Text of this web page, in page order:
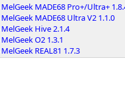
MelGeek MADE68 Pro+/Ultra+
MelGeek MADE68 Ultra V2 1.1.0
MelGeek Hive 2.1.4
MelGeek O2 1.3.1
MelGeek REAL81 1.7.3